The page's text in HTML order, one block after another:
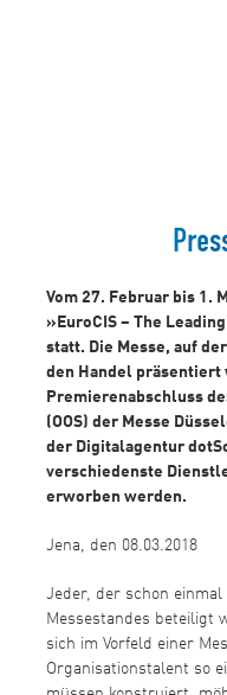
Vom 27. Februar bis 1.
»EuroCIS – The
statt. Die Messe, auf
den Handel präsentiert
Premierenabschluss
(OOS) der Messe
der Digitalagentur
verschiedenste
erworben werden.
Jena, den 08.03.2018
Jeder, der schon
Messestandes beteiligt
sich im Vorfeld einer
Organisationstalent so